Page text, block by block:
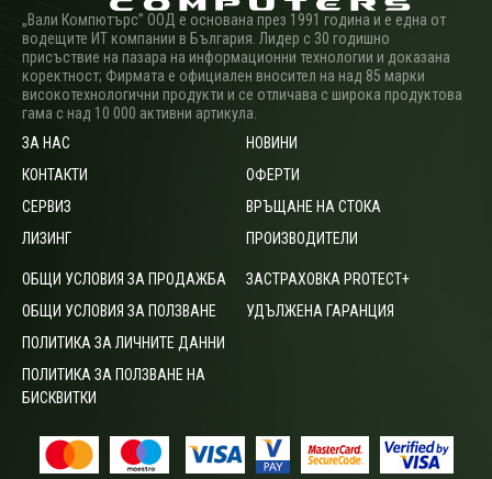
„Вали Компютърс” ООД е основана през 1991 година и е една от
водещите ИТ компании в България. Лидер с 30 годишно
присъствие на пазара на информационни технологии и доказана
коректност; Фирмата е официален вносител на над 85 марки
високотехнологични продукти и се отличава с широка продуктова
гама с над 10 000 активни артикула.
ЗА НАС
КОНТАКТИ
СЕРВИЗ
ЛИЗИНГ
НОВИНИ
ОФЕРТИ
ВРЪЩАНЕ НА СТОКА
ПРОИЗВОДИТЕЛИ
ОБЩИ УСЛОВИЯ ЗА ПРОДАЖБА
ОБЩИ УСЛОВИЯ ЗА ПОЛЗВАНЕ
ПОЛИТИКА ЗА ЛИЧНИТЕ ДАННИ
ПОЛИТИКА ЗА ПОЛЗВАНЕ НА
БИСКВИТКИ
ЗАСТРАХОВКА PROTECT+
УДЪЛЖЕНА ГАРАНЦИЯ